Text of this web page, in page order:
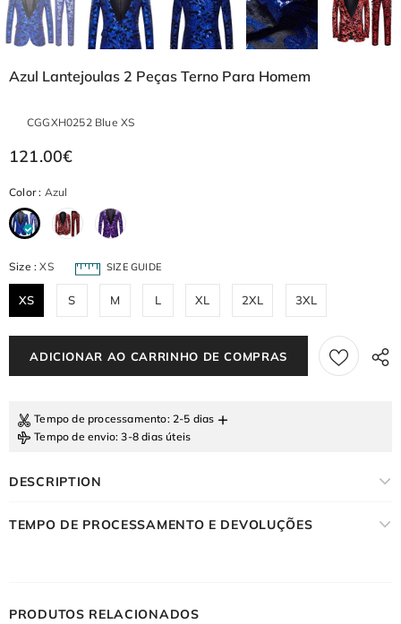
Azul Lantejoulas 2 Peças Terno Para Homem
CGGXH0252 Blue XS
121.00€
Color: Azul
Size :XS SIZE GUIDE
XS S M L XL 2XL 3XL
Tempo de processamento: 2-5 dias +
Tempo de envio: 3-8 dias úteis
DESCRIPTION
TEMPO DE PROCESSAMENTO E DEVOLUÇÕES
PRODUTOS RELACIONADOS